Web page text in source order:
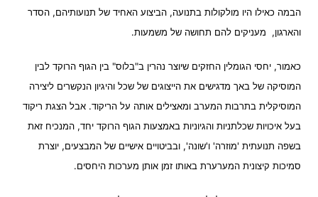
הבמה כאילו היו מולקולות בתנועה, הביצוע האחיד של תנועותיהם, הסדר
והארגון, מעניקים להם תחושה של משמעות.
כאמור, יחסי הגומלין החזקים שיוצר נהרין ב"בלוס" בין הגוף הרוקד לבין
המוסיקה של באך מדגישים את הייצוגים של שכל והיגיון הנקשרים ליצירה
המוסיקלית בתרבות המערב ומאצילים אותה על הריקוד. אבל הצגת ריקוד
בעל איכויות שכלתניות והגיוניות באמצעות הגוף הרוקד יחד, המנכיח זאת
בשפה תנועתית 'מוזרה' ו'שונה', ובביטויים אישיים של המבצעים, יוצרת
סמיכות קיצונית המערערת באותו זמן אותן מערכות היחסים.